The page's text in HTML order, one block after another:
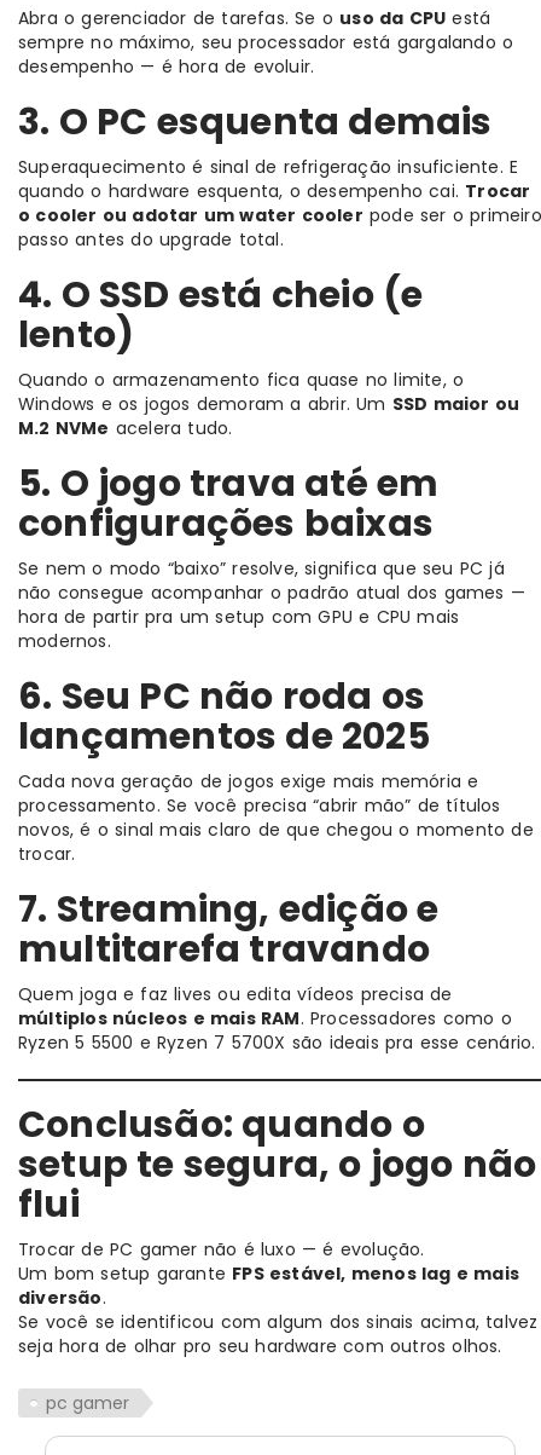
Abra o gerenciador de tarefas. Se o uso da CPU está
sempre no máximo, seu processador está gargalando o
desempenho — é hora de evoluir.
3. O PC esquenta demais
Superaquecimento é sinal de refrigeração insuficiente. E
quando o hardware esquenta, o desempenho cai. Trocar
o cooler ou adotar um water cooler pode ser o primeiro
passo antes do upgrade total.
4. O SSD está cheio (e
lento)
Quando o armazenamento fica quase no limite, o
Windows e os jogos demoram a abrir. Um SSD maior ou
M.2 NVMe acelera tudo.
5. O jogo trava até em
configurações baixas
Se nem o modo “baixo” resolve, significa que seu PC já
não consegue acompanhar o padrão atual dos games —
hora de partir pra um setup com GPU e CPU mais
modernos.
6. Seu PC não roda os
lançamentos de 2025
Cada nova geração de jogos exige mais memória e
processamento. Se você precisa “abrir mão” de títulos
novos, é o sinal mais claro de que chegou o momento de
trocar.
7. Streaming, edição e
multitarefa travando
Quem joga e faz lives ou edita vídeos precisa de
múltiplos núcleos e mais RAM. Processadores como o
Ryzen 5 5500 e Ryzen 7 5700X são ideais pra esse cenário.
Conclusão: quando o
setup te segura, o jogo não
flui
Trocar de PC gamer não é luxo — é evolução.
Um bom setup garante FPS estável, menos lag e mais
diversão.
Se você se identificou com algum dos sinais acima, talvez
seja hora de olhar pro seu hardware com outros olhos.
pc gamer